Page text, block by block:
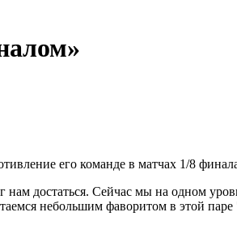
его команде в матчах 1/8
достаться. Сейчас мы на одном
небольшим фаворитом в этой